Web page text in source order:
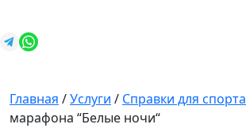
Главная /Услуги / Справки для спорта
марафона “Белые ночи“